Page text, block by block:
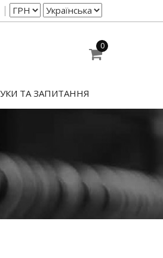
0
ТА ЗАПИТАННЯ